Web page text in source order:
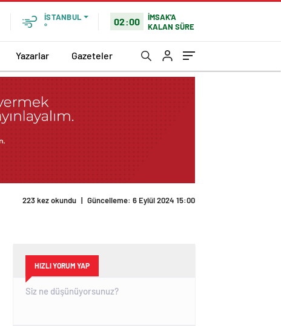
İSTANBUL
°
02:00
İMSAK'A
KALAN SÜRE
Yazarlar Gazeteler
223 kez okundu | Güncelleme: 6 Eylül 2024 15:00
HIZLI YORUM YAP